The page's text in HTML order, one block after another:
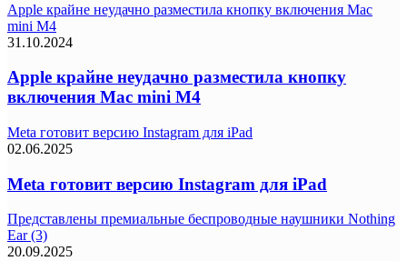
Apple крайне неудачно разместила кнопку включения Mac
mini M4
31.10.2024
Apple крайне неудачно разместила кнопку
включения Mac mini M4
Meta готовит версию Instagram для iPad
02.06.2025
Meta готовит версию Instagram для iPad
Представлены премиальные беспроводные наушники Nothing
Ear (3)
20.09.2025